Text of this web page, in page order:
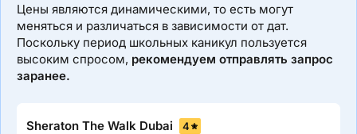
Цены являются динамическими, то есть могут
меняться и различаться в зависимости от дат.
Поскольку период школьных каникул пользуется
высоким спросом, рекомендуем отправлять запрос
заранее.
Sheraton The Walk Dubai 4